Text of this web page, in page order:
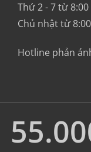
Thứ 2 - 7 từ
Chủ nhật từ
Hotline phản